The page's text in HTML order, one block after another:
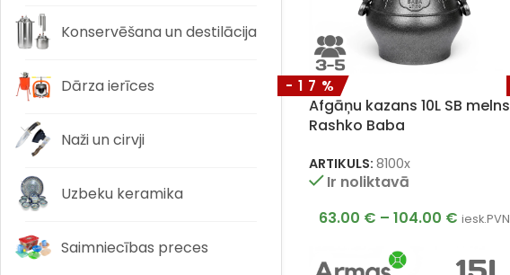
Konservēšana un destilācija
Dārza ierīces
Naži un cirvji
Uzbeku keramika
Saimniecības preces
-17%
Afgāņu kazans 10L SB melns
Rashko Baba
ARTIKULS: 8100x
Ir noliktavā
63.00 € – 104.00 € iesk.PVN